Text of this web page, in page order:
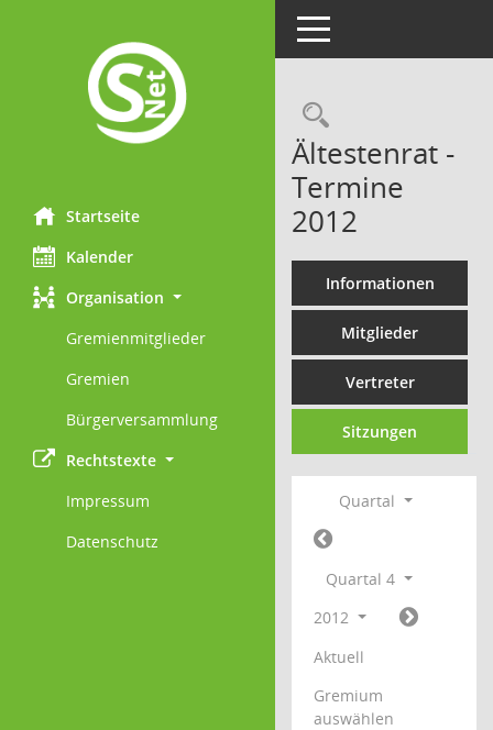
Startseite
Kalender
Organisation
Gremienmitglieder
Gremien
Bürgerversammlung
Rechtstexte
Impressum
Datenschutz
Toggle navigation
Ältestenrat -
Termine
2012
Informationen
Mitglieder
Vertreter
Sitzungen
Quartal
Quartal 4
2012
Aktuell
Gremium
auswählen